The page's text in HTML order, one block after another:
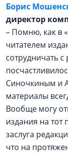
Борис
директор
– Помню, как в
читателем
сотрудничать
Синочкиным и
материалы
Вообще могу
издания на тот
заслуга
что на